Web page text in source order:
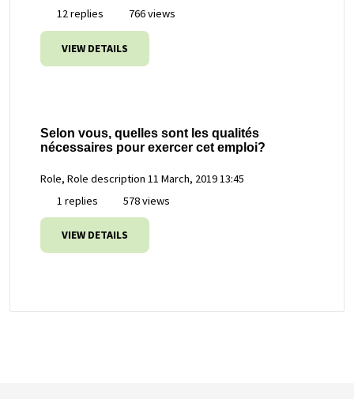
12 replies
766 views
VIEW DETAILS
Selon vous, quelles sont les qualités
nécessaires pour exercer cet emploi?
Role, Role description 11 March, 2019 13:45
1 replies
578 views
VIEW DETAILS